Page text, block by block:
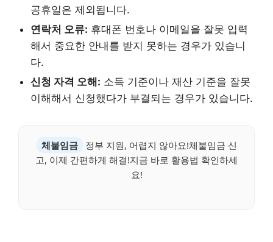
공휴일은 제외됩니다.
연락처 오류: 휴대폰 번호나 이메일을 잘못 입력
해서 중요한 안내를 받지 못하는 경우가 있습니
다.
신청 자격 오해: 소득 기준이나 재산 기준을 잘못
이해해서 신청했다가 부결되는 경우가 있습니다.
체불임금
정부 지원, 어렵지 않아요!체불임금 신
고, 이제 간편하게 해결!지금 바로 활용법 확인하세
요!